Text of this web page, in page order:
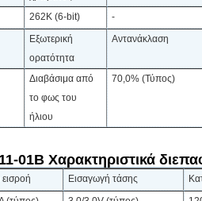
262K (6-bit) -
Εξωτερική
ορατότητα
Αντανάκλαση
Διαβάσιμα από
το φως του
ήλιου
70,0% (Τύπος)
01B Χαρακτηριστικά
Εισαγωγή τάσης